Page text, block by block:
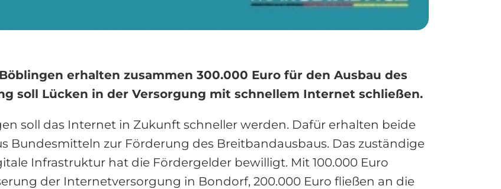
erhalten zusammen 300.000 Euro für den Ausbau des
soll Lücken in der Versorgung mit schnellem Internet schließen.
soll das Internet in Zukunft schneller werden. Dafür erhalten beide
Bundesmitteln zur Förderung des Breitbandausbaus. Das zuständige
Infrastruktur hat die Fördergelder bewilligt. Mit 100.000 Euro
der Internetversorgung in Bondorf, 200.000 Euro fließen an die